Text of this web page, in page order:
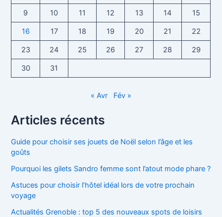
9 10 11 12 13 14 15
16 17 18 19 20 21 22
23 24 25 26 27 28 29
30 31
« Avr Fév »
Articles récents
Guide pour choisir ses jouets de Noël selon l’âge et les
goûts
Pourquoi les gilets Sandro femme sont l’atout mode phare ?
Astuces pour choisir l’hôtel idéal lors de votre prochain
voyage
Actualités Grenoble : top 5 des nouveaux spots de loisirs